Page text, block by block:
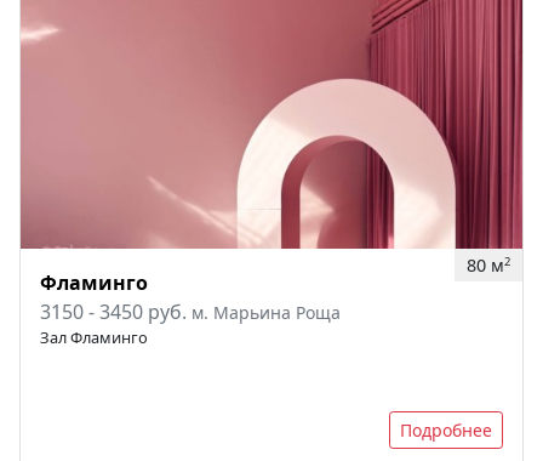
80 м2
Фламинго
3150 - 3450 руб. м. Марьина Роща
Зал Фламинго
Подробнее